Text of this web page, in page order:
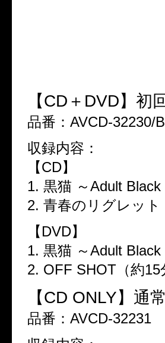
【CD＋DVD】初
品番：AVCD-
収録内容：
【CD】
1. 黒猫 ～Adult Black
2. 青春のリグレット
【DVD】
1. 黒猫 ～Adult
2. OFF SHOT（約15
【CD ONLY】通
品番：AVCD-